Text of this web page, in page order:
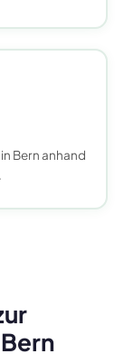
Bern anhand